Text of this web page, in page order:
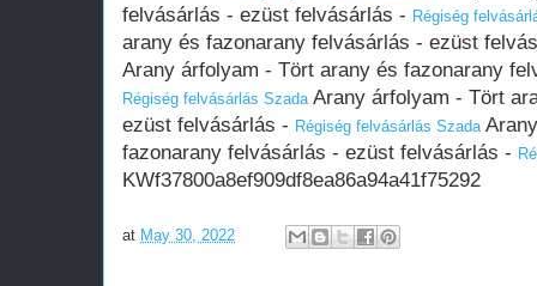
felvásárlás - ezüst felvásárlás - Régiség
arany és fazonarany felvásárlás - ezüst
Arany árfolyam - Tört arany és fazonarany
Régiség felvásárlás SzadaArany árfolyam - Tört
ezüst felvásárlás - Régiség felvásárlás Szada
fazonarany felvásárlás - ezüst felvásárlás -
KWf37800a8ef909df8ea86a94a41f75292
at May 30, 2022